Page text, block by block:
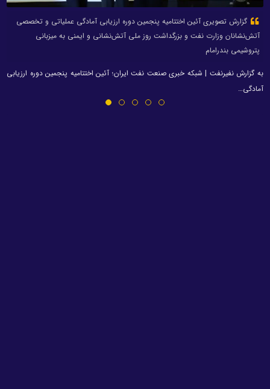
گزارش تصویری آئین اختتامیه پنجمین دوره ارزیابی آمادگی عملیاتی و تخصصی
آتش‌نشانان وزارت نفت و بزرگداشت روز ملی آتش‌نشانی و ایمنی به میزبانی
پتروشیمی بندرامام
به گزارش نفیرنفت | شبکه خبری صنعت نفت ایران؛ آئین اختتامیه پنجمین دوره ارزیابی
آمادگی…